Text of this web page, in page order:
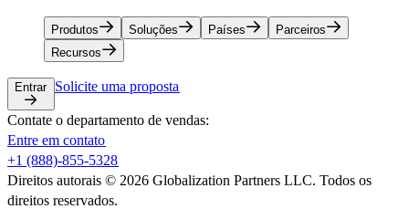
Produtos​​ Soluções​​ Países​​
Parceiros​​
Recursos​​
Entrar​​ Solicite uma proposta​​
Contate o departamento de vendas:​​
Entre em contato​​
+1 (888)-855-5328​​
Direitos autorais © 2026 Globalization Partners LLC. Todos os
direitos reservados.​​